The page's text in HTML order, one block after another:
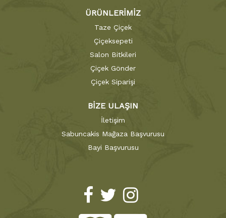
ÜRÜNLERİMİZ
Taze Çiçek
Çiçeksepeti
Salon Bitkileri
Çiçek Gönder
Çiçek Siparişi
BİZE ULAŞIN
İletişim
Sabuncakis Mağaza Başvurusu
Bayi Başvurusu